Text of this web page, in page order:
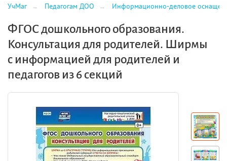
УчМаг Педагогам ДОО Информационно-деловое
ФГОС дошкольного образования.
Консультация для родителей. Ширмы
с информацией для родителей и
педагогов из 6 секций